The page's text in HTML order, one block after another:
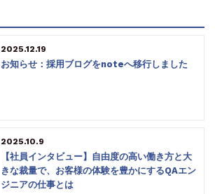
2025.12.19
お知らせ：採用ブログをnoteへ移行しました
2025.10.9
【社員インタビュー】自由度の高い働き方と大
きな裁量で、お客様の体験を豊かにするQAエン
ジニアの仕事とは